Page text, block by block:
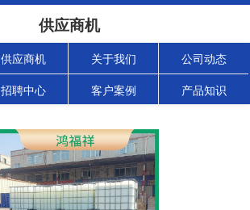
供应商机
供应商机 关于我们 公司动态
招聘中心 客户案例 产品知识